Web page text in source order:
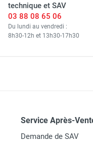
l'outil parfait pour un
rentable et rapide.
technique et SAV
03 88 08 65 06
Du lundi au vendredi :
8h30-12h et 13h30-17h30
Service Après-
Demande de SAV